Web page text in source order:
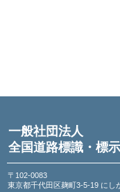
一般社団法人
全国道路標識・標
〒102-0083
東京都千代田区麹町3-5-19 にし